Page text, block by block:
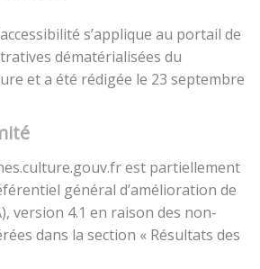
s’applique au portail de
dématérialisées du
et a été rédigée le 23 septembre
est partiellement
général d’amélioration de
version 4.1 en raison des non-
dans la section « Résultats des